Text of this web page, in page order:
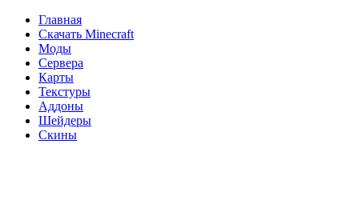
Главная
Скачать Minecraft
Моды
Сервера
Карты
Текстуры
Аддоны
Шейдеры
Скины